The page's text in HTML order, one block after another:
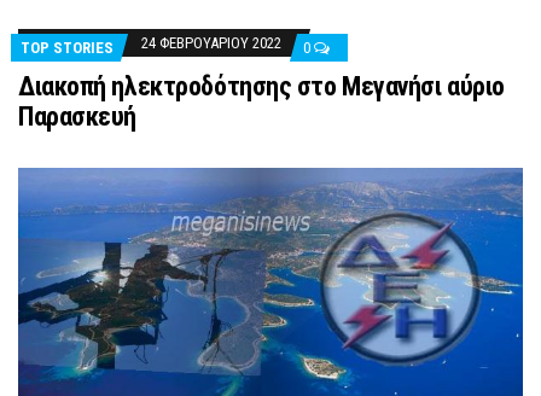
TOP STORIES
24 ΦΕΒΡΟΥΑΡΊΟΥ 2022 0
Διακοπή ηλεκτροδότησης στο Μεγανήσι αύριο
Παρασκευή